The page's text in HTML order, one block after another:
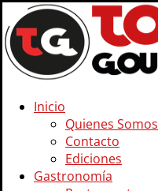
Inicio
Quienes Somos
Contacto
Ediciones
Gastronomía